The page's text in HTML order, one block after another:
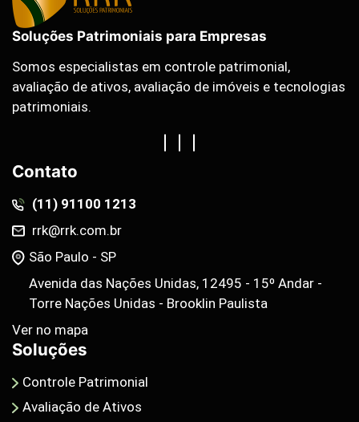
Soluções Patrimoniais para Empresas
Somos especialistas em controle patrimonial,
avaliação de ativos, avaliação de imóveis e tecnologias
patrimoniais.
Contato
(11) 91100 1213
rrk@rrk.com.br
São Paulo - SP
Avenida das Nações Unidas, 12495 - 15º Andar -
Torre Nações Unidas - Brooklin Paulista
Ver no mapa
Soluções
Controle Patrimonial
Avaliação de Ativos